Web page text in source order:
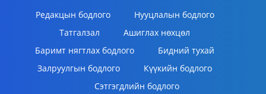
Редакцын бодлого
Нууцлалын бодлого
Татгалзал
Ашиглах нөхцөл
Баримт нягтлах бодлого
Бидний тухай
Залруулгын бодлого
Күүкийн бодлого
Сэтгэгдлийн бодлого